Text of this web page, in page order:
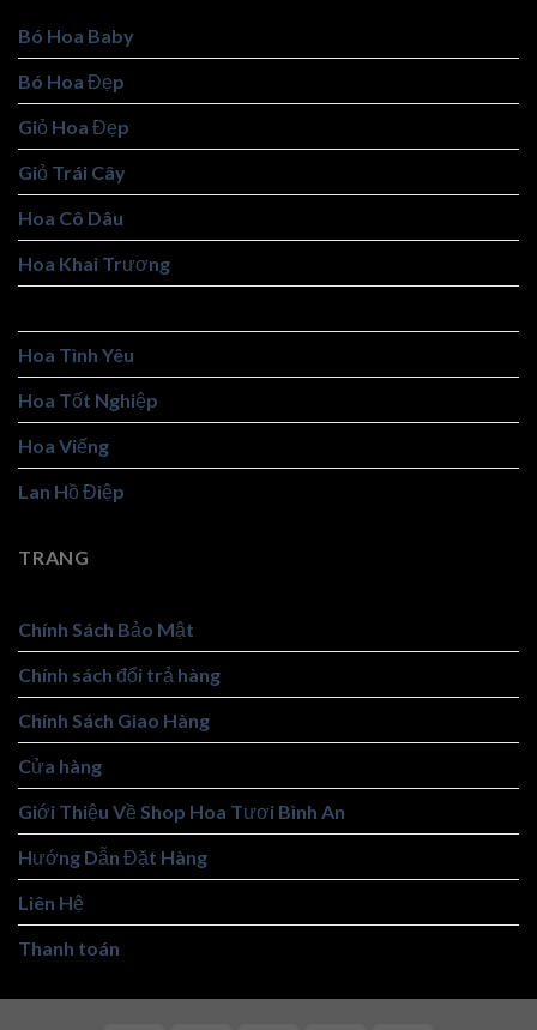
Bó Hoa Baby
Bó Hoa Đẹp
Giỏ Hoa Đẹp
Giỏ Trái Cây
Hoa Cô Dâu
Hoa Khai Trương
Hoa Tình Yêu
Hoa Tốt Nghiệp
Hoa Viếng
Lan Hồ Điệp
TRANG
Chính Sách Bảo Mật
Chính sách đổi trả hàng
Chính Sách Giao Hàng
Cửa hàng
Giới Thiệu Về Shop Hoa Tươi Bình An
Hướng Dẫn Đặt Hàng
Liên Hệ
Thanh toán